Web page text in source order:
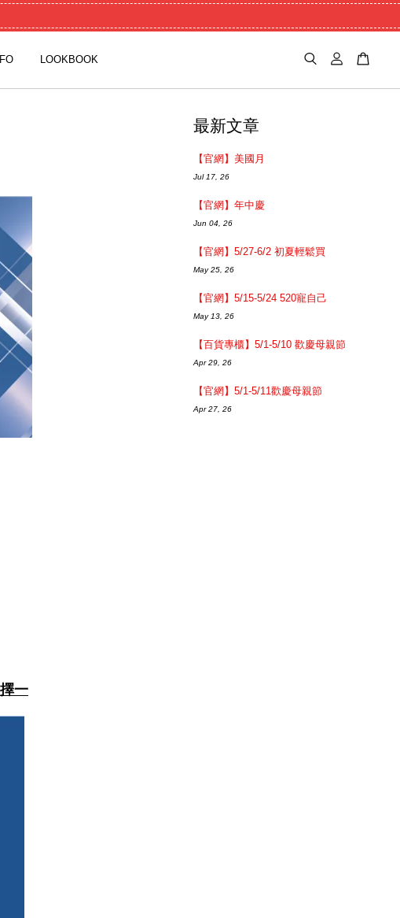
LOOKBOOK
一
最新文章
【官網】美國月
Jul 17, 26
【官網】年中慶
Jun 04, 26
【官網】5/27-6/2 初夏輕鬆買
May 25, 26
【官網】5/15-5/24 520寵自己
May 13, 26
【百貨專櫃】5/1-5/10 歡慶母親節
Apr 29, 26
【官網】5/1-5/11歡慶母親節
Apr 27, 26